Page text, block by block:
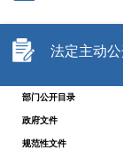
法定主动
部门公开目录
政府文件
规范性文件